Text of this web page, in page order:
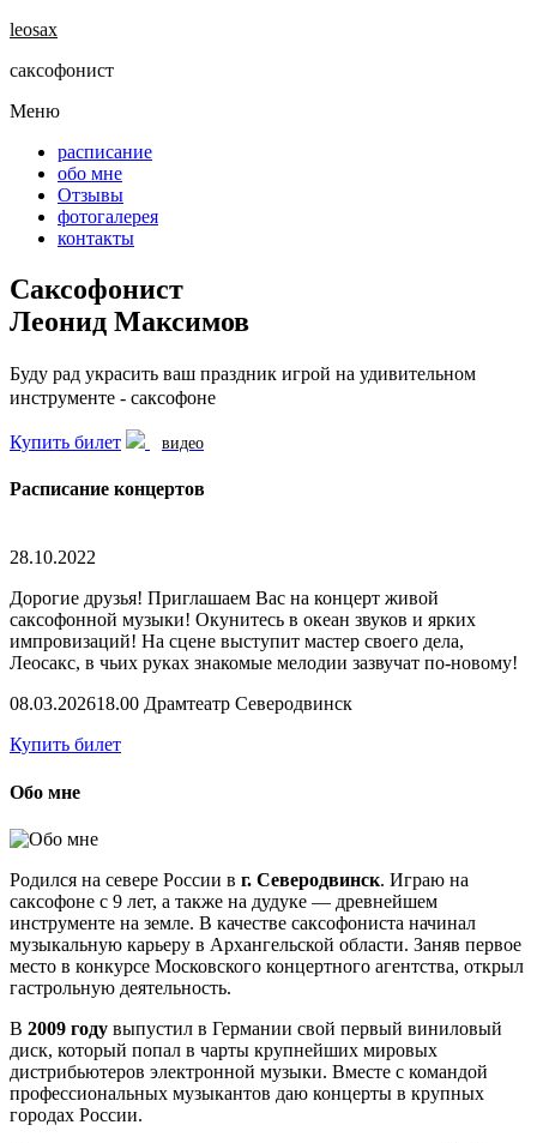
leosax
cаксофонист
Меню
расписание
обо мне
Отзывы
фотогалерея
контакты
Саксофонист
Леонид Максимов
Буду рад украсить ваш праздник игрой на удивительном
инструменте - саксофоне
Купить билет видео
Расписание концертов
28.10.2022
Дорогие друзья! Приглашаем Вас на концерт живой
саксофонной музыки! Окунитесь в океан звуков и ярких
импровизаций! На сцене выступит мастер своего дела,
Леосакс, в чьих руках знакомые мелодии зазвучат по-новому!
08.03.202618.00 Драмтеатр Северодвинск
Купить билет
Обо мне
Родился на севере России в г. Северодвинск. Играю на
саксофоне с 9 лет, а также на дудуке — древнейшем
инструменте на земле. В качестве саксофониста начинал
музыкальную карьеру в Архангельской области. Заняв первое
место в конкурсе Московского концертного агентства, открыл
гастрольную деятельность.
В 2009 году выпустил в Германии свой первый виниловый
диск, который попал в чарты крупнейших мировых
дистрибьютеров электронной музыки. Вместе с командой
профессиональных музыкантов даю концерты в крупных
городах России.